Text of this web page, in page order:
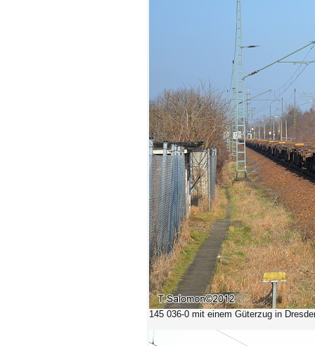
145 036-0 mit einem Güterzug in